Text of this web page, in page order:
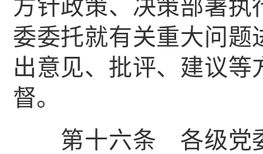
方针政策、决策部署
委委托就有关重大问题
出意见、批评、建议
督。
第十六条 各级党委